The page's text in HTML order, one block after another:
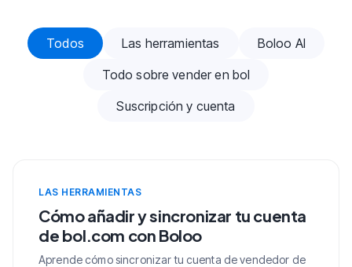
Artículos de ayuda
Todos Las herramientas
Boloo AI
Todo sobre vender en bol
Suscripción y cuenta
LAS HERRAMIENTAS
Cómo añadir y sincronizar tu cuenta
de bol.com con Boloo
Aprende cómo sincronizar tu cuenta de vendedor de